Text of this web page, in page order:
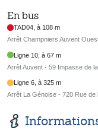
En bus
TAD04, à 108 m
Arrêt Champniers Auvent
Ligne 10, à 67 m
Arrêt Auvent - 59 Impasse de
Ligne 6, à 325 m
Arrêt La Génoise - 720 Rue de